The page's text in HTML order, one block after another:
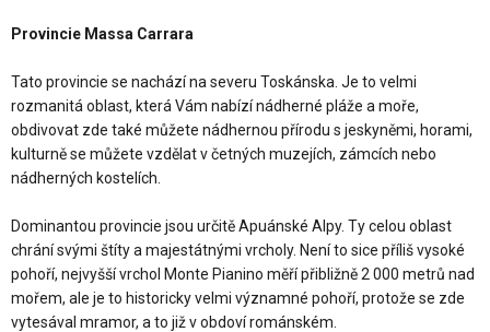
Provincie Massa Carrara
Tato provincie se nachází na severu Toskánska. Je to velmi
rozmanitá oblast, která Vám nabízí nádherné pláže a moře,
obdivovat zde také můžete nádhernou přírodu s jeskyněmi, horami,
kulturně se můžete vzdělat v četných muzejích, zámcích nebo
nádherných kostelích.
Dominantou provincie jsou určitě Apuánské Alpy. Ty celou oblast
chrání svými štíty a majestátnými vrcholy. Není to sice příliš vysoké
pohoří, nejvyšší vrchol Monte Pianino měří přibližně 2 000 metrů nad
mořem, ale je to historicky velmi významné pohoří, protože se zde
vytesával mramor, a to již v obdoví románském.